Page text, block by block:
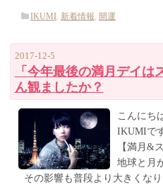
IKUMI, 新着情報 開運
2017-12-5
「今年最後の満月デイは
ん観ましたか？
こんにち
IKUMIで
【満月&
地球と月
その影響も普段より大きくな